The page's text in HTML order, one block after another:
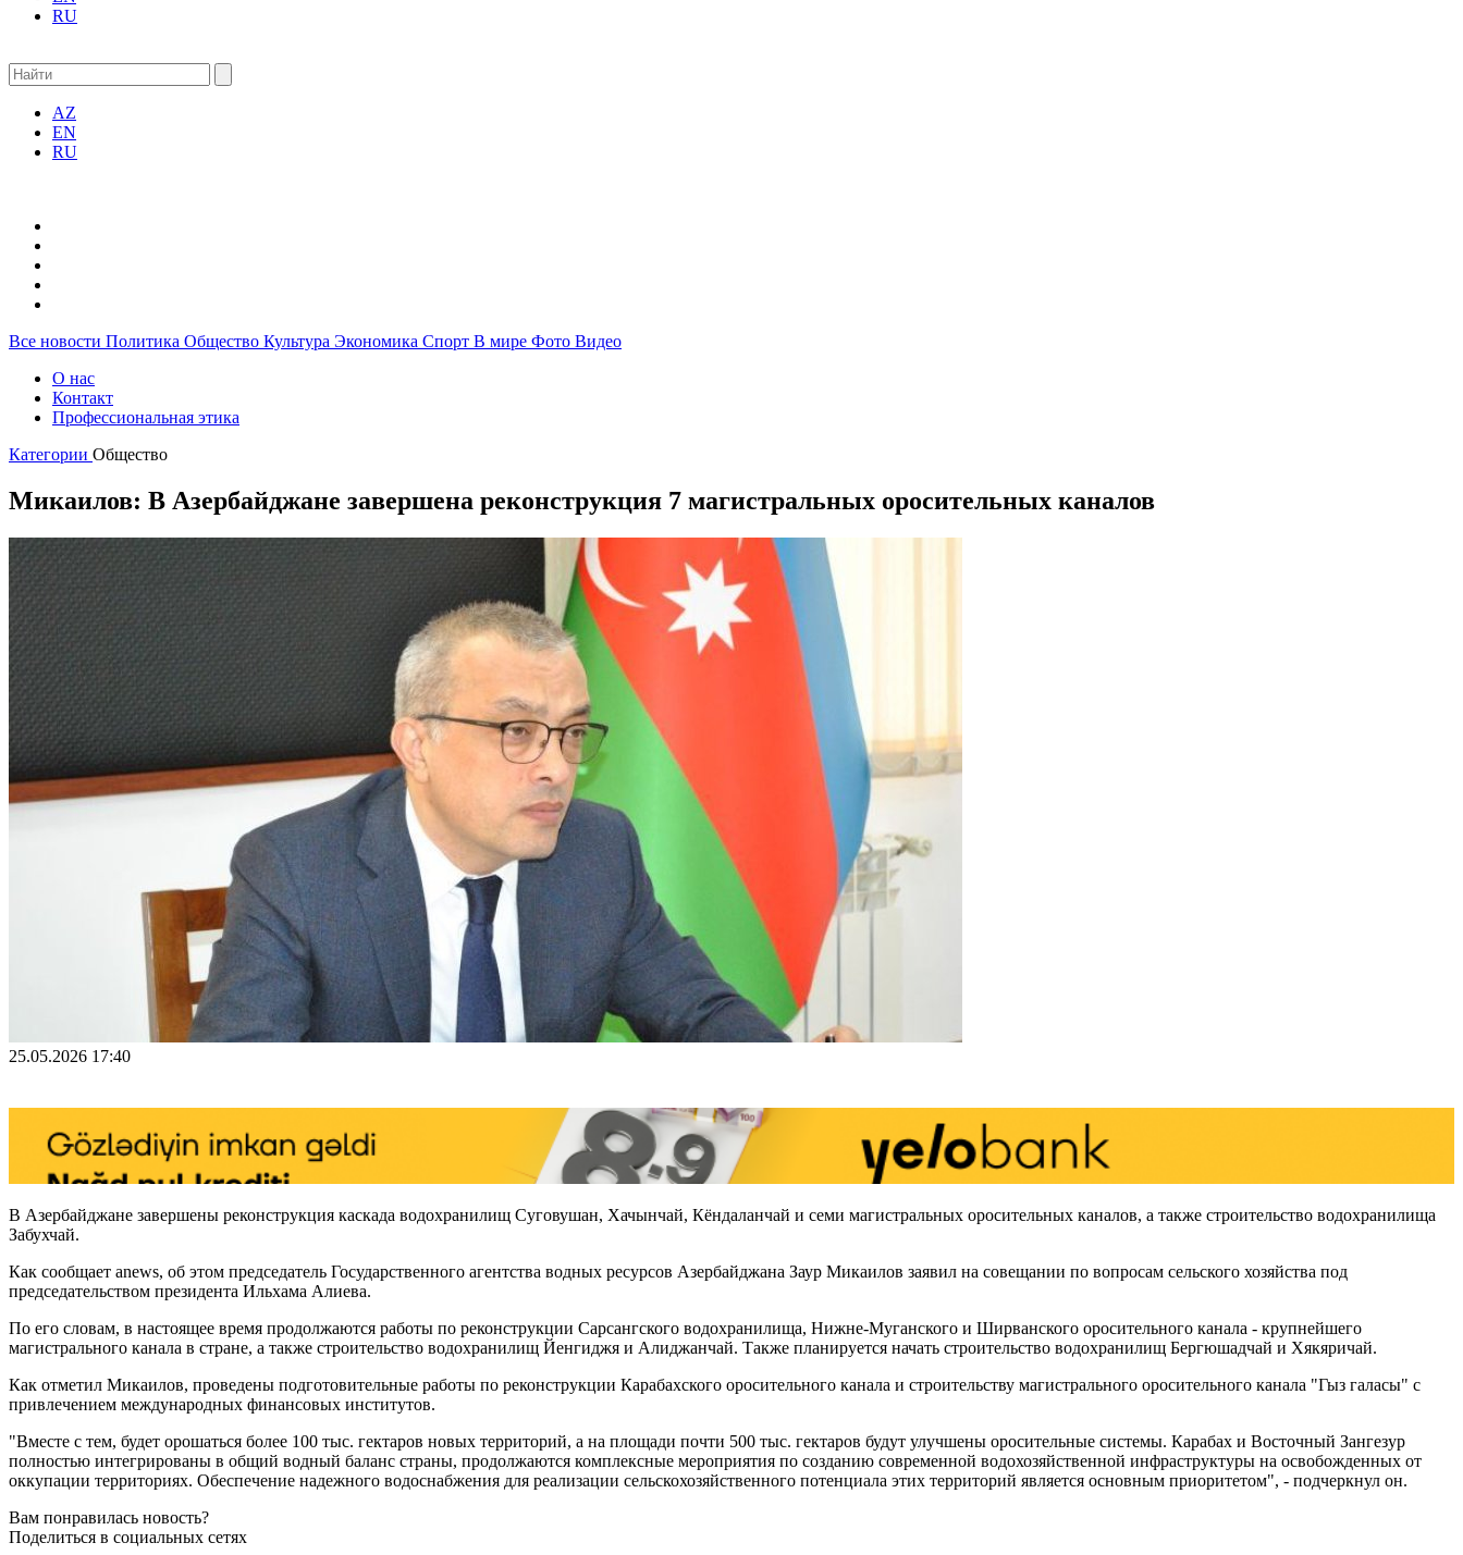
RU
AZ
EN
RU
Все новости Политика Общество Культура Экономика Спорт В мире Фото Видео
О нас
Контакт
Профессиональная этика
Категории Общество
Микаилов: В Азербайджане завершена реконструкция 7 магистральных оросительных каналов
25.05.2026 17:40
В Азербайджане завершены реконструкция каскада водохранилищ Суговушан, Хачынчай, Кёндаланчай и семи магистральных оросительных каналов, а также строительство водохранилища
Забухчай.
Как сообщает anews, об этом председатель Государственного агентства водных ресурсов Азербайджана Заур Микаилов заявил на совещании по вопросам сельского хозяйства под
председательством президента Ильхама Алиева.
По его словам, в настоящее время продолжаются работы по реконструкции Сарсангского водохранилища, Нижне-Муганского и Ширванского оросительного канала - крупнейшего
магистрального канала в стране, а также строительство водохранилищ Йенгиджя и Алиджанчай. Также планируется начать строительство водохранилищ Бергюшадчай и Хякяричай.
Как отметил Микаилов, проведены подготовительные работы по реконструкции Карабахского оросительного канала и строительству магистрального оросительного канала "Гыз галасы" с
привлечением международных финансовых институтов.
"Вместе с тем, будет орошаться более 100 тыс. гектаров новых территорий, а на площади почти 500 тыс. гектаров будут улучшены оросительные системы. Карабах и Восточный Зангезур
полностью интегрированы в общий водный баланс страны, продолжаются комплексные мероприятия по созданию современной водохозяйственной инфраструктуры на освобожденных от
оккупации территориях. Обеспечение надежного водоснабжения для реализации сельскохозяйственного потенциала этих территорий является основным приоритетом", - подчеркнул он.
Вам понравилась новость?
Поделиться в социальных сетях